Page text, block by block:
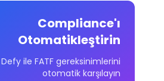
Compliance'ı
Otomatikleştirin
Defy ile FATF gereksinimlerini
otomatik karşılayın